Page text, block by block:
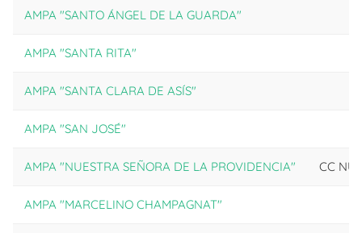
AMPA "SANTO ÁNGEL DE LA GUARDA"
AMPA "SANTA RITA"
AMPA "SANTA CLARA DE ASÍS"
AMPA "SAN JOSÉ"
AMPA "NUESTRA SEÑORA DE LA PROVIDENCIA" CC
AMPA "MARCELINO CHAMPAGNAT"